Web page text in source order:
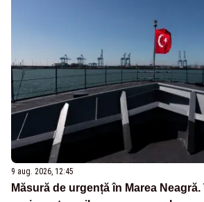
9 aug. 2026, 12:45
Măsură de urgență în Marea